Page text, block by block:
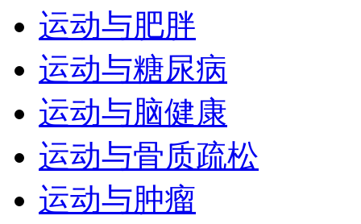
运动与肥胖
运动与糖尿病
运动与脑健康
运动与骨质疏松
运动与肿瘤